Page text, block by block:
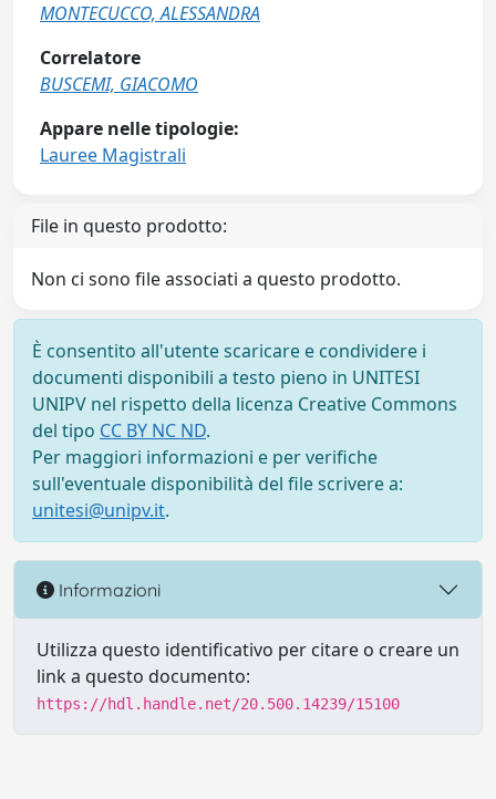
MONTECUCCO, ALESSANDRA
Correlatore
BUSCEMI, GIACOMO
Appare nelle tipologie:
Lauree Magistrali
File in questo prodotto:
Non ci sono file associati a questo prodotto.
È consentito all'utente scaricare e condividere i
documenti disponibili a testo pieno in UNITESI
UNIPV nel rispetto della licenza Creative Commons
del tipo CC BY NC ND.
Per maggiori informazioni e per verifiche
sull'eventuale disponibilità del file scrivere a:
unitesi@unipv.it.
Informazioni
Utilizza questo identificativo per citare o creare un
link a questo documento:
https://hdl.handle.net/20.500.14239/15100